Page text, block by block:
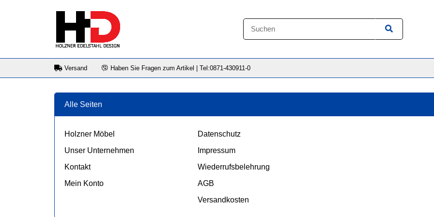
Versand Haben Sie Fragen zum Artikel | Tel:0871-430911-0
Alle Seiten
Holzner Möbel
Unser Unternehmen
Kontakt
Mein Konto
Datenschutz
Impressum
Wiederrufsbelehrung
AGB
Versandkosten